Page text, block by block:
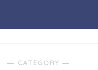
― CATEGORY ―